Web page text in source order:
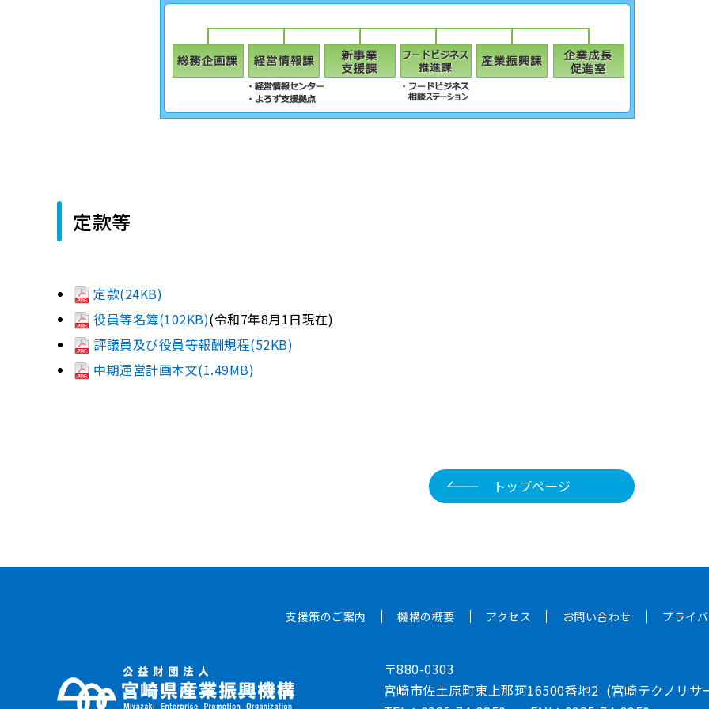
定款等
定款(24KB)
役員等名簿(102KB)(令和7年8月1日現在)
評議員及び役員等報酬規程(52KB)
中期運営計画本文(1.49MB)
トップページ
支援策のご案内 機構の概要 アクセス お問い合わせ プライ
〒880-0303
宮崎市佐土原町東上那珂16500番地2 (宮崎テクノリサ